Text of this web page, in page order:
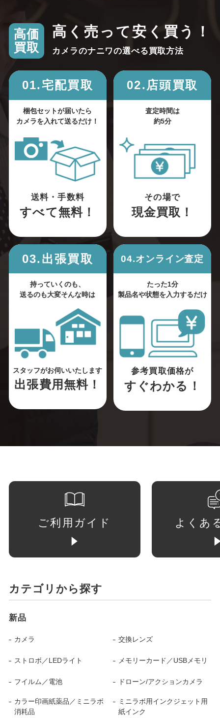
高価
買取
高く売って安く買う！
カメラのナニワの選べる買取方法
01.宅配買取
梱包セットが届いたら
カメラを入れて送るだけ！
送料・手数料
すべて無料！
02.店頭買取
査定時間は
約5分
その場で
現金買取！
03.出張買取
持っていくのも、
送るのも大変そんな時は
スタッフがお伺いいたします
出張費用無料！
04.オンライン査定
たった1分
製品名や状態を入力するだけ
参考買取価格が
すぐわかる！
ご利用ガイド よくあ
カテゴリから探す
新品
カメラ 交換レンズ
ストロボ／LEDライト メモリーカード／USBメモリ
フイルム／電池 ドローン/アクションカメラ
カラー印画紙薬品／ミニラボ
消耗品
ミニラボ用インクジェット用
紙インク